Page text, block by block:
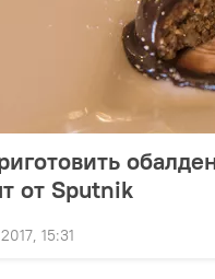
от Sputnik
15:31